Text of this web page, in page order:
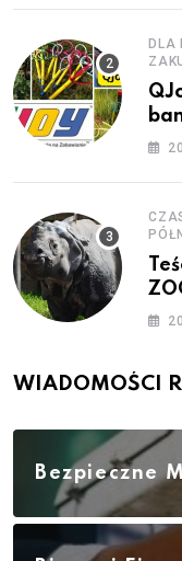
DLA
WIADOMOŚCI
Bezpieczne